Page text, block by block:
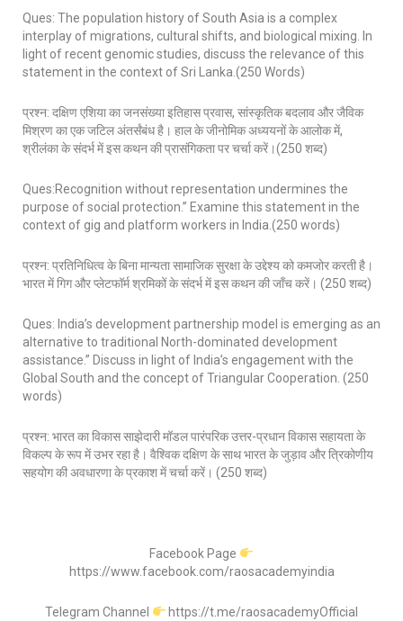
Ques: The population history of South Asia is a complex
interplay of migrations, cultural shifts, and biological mixing. In
light of recent genomic studies, discuss the relevance of this
statement in the context of Sri Lanka.(250 Words)
प्रश्न: दक्षिण एशिया का जनसंख्या इतिहास प्रवास, सांस्कृतिक बदलाव और जैविक
मिश्रण का एक जटिल अंतर्संबंध है। हाल के जीनोमिक अध्ययनों के आलोक में,
श्रीलंका के संदर्भ में इस कथन की प्रासंगिकता पर चर्चा करें।(250 शब्द)
Ques:Recognition without representation undermines the
purpose of social protection.” Examine this statement in the
context of gig and platform workers in India.(250 words)
प्रश्न: प्रतिनिधित्व के बिना मान्यता सामाजिक सुरक्षा के उद्देश्य को कमजोर करती है।
भारत में गिग और प्लेटफॉर्म श्रमिकों के संदर्भ में इस कथन की जाँच करें। (250 शब्द)
Ques: India’s development partnership model is emerging as an
alternative to traditional North-dominated development
assistance.” Discuss in light of India’s engagement with the
Global South and the concept of Triangular Cooperation. (250
words)
प्रश्न: भारत का विकास साझेदारी मॉडल पारंपरिक उत्तर-प्रधान विकास सहायता के
विकल्प के रूप में उभर रहा है। वैश्विक दक्षिण के साथ भारत के जुड़ाव और त्रिकोणीय
सहयोग की अवधारणा के प्रकाश में चर्चा करें। (250 शब्द)
Facebook Page
https://www.facebook.com/raosacademyindia
Telegram Channel https://t.me/raosacademyOfficial